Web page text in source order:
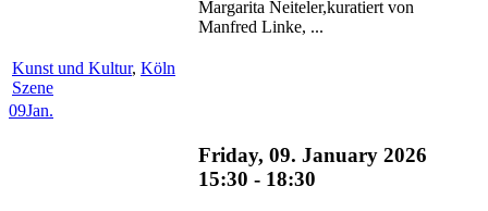
Margarita Neiteler,kuratiert von
Manfred Linke, ...
Kunst und Kultur, Köln
Szene
09Jan.
Friday, 09. January 2026
15:30 - 18:30